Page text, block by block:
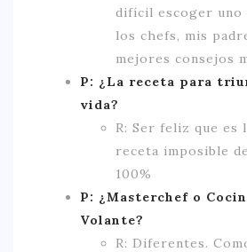
difícil escoger uno
los chefs, mis
mejores consejos
P: ¿La receta para
vida?
R: Ser feliz que es
receta imposible
100%
P: ¿Masterchef o
Volante?
R: Diferentes.